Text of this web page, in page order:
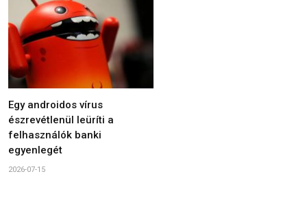
Egy androidos vírus
észrevétlenül leüríti a
felhasználók banki
egyenlegét
2026-07-15